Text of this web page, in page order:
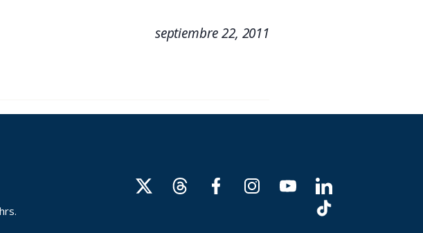
septiembre 22, 2011